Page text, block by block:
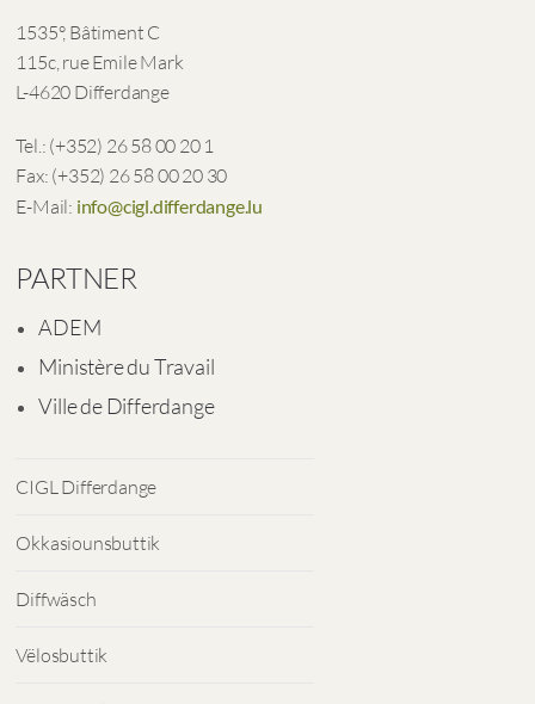
1535°, Bâtiment C
115c, rue Emile Mark
L-4620 Differdange
Tel.: (+352) 26 58 00 20 1
Fax: (+352) 26 58 00 20 30
E-Mail: info@cigl.differdange.lu
PARTNER
ADEM
Ministère du Travail
Ville de Differdange
CIGL Differdange
Okkasiounsbuttik
Diffwäsch
Vëlosbuttik